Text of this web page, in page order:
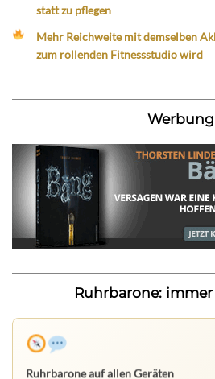
statt zu pflegen
Mehr Reichweite mit demselben
zum rollenden Fitnessstudio wird
Werbung
Ruhrbarone:
Ruhrbarone auf allen Geräten